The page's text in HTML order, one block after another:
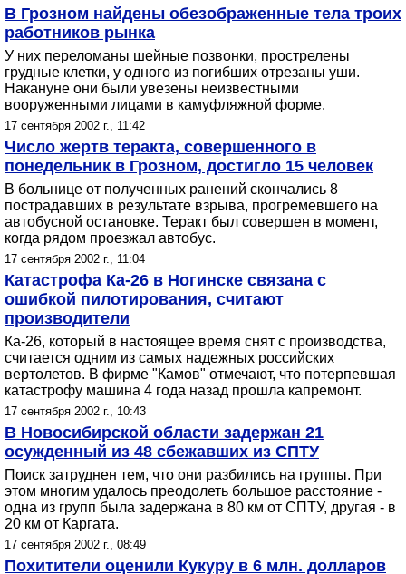
В Грозном найдены обезображенные тела троих
работников рынка
У них переломаны шейные позвонки, прострелены
грудные клетки, у одного из погибших отрезаны уши.
Накануне они были увезены неизвестными
вооруженными лицами в камуфляжной форме.
17 сентября 2002 г., 11:42
Число жертв теракта, совершенного в
понедельник в Грозном, достигло 15 человек
В больнице от полученных ранений скончались 8
пострадавших в результате взрыва, прогремевшего на
автобусной остановке. Теракт был совершен в момент,
когда рядом проезжал автобус.
17 сентября 2002 г., 11:04
Катастрофа Ка-26 в Ногинске связана с
ошибкой пилотирования, считают
производители
Ка-26, который в настоящее время снят с производства,
считается одним из самых надежных российских
вертолетов. В фирме "Камов" отмечают, что потерпевшая
катастрофу машина 4 года назад прошла капремонт.
17 сентября 2002 г., 10:43
В Новосибирской области задержан 21
осужденный из 48 сбежавших из СПТУ
Поиск затруднен тем, что они разбились на группы. При
этом многим удалось преодолеть большое расстояние -
одна из групп была задержана в 80 км от СПТУ, другая - в
20 км от Каргата.
17 сентября 2002 г., 08:49
Похитители оценили Кукуру в 6 млн. долларов